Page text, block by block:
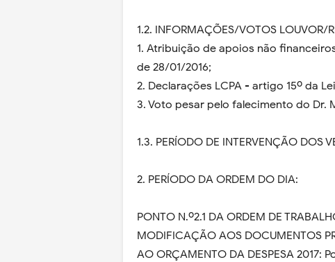
1.2. INFORMAÇÕES/VOTOS LOUVOR/
1. Atribuição de apoios não
de 28/01/2016;
2. Declarações LCPA - artigo 15º da
3. Voto pesar pelo falecimento do Dr.
1.3. PERÍODO DE INTERVENÇÃO DOS
2. PERÍODO DA ORDEM DO DIA:
PONTO N.º2.1 DA ORDEM DE
MODIFICAÇÃO AOS DOCUMENTOS
AO ORÇAMENTO DA DESPESA